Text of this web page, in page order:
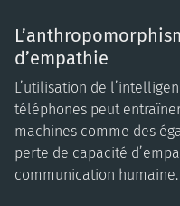
d’empathie
L’utilisation de
téléphones peut
machines comme des
perte de capacité
communication humaine.